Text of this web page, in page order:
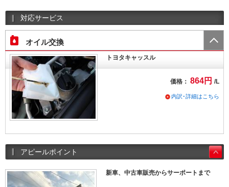
対応サービス
オイル交換
トヨタキャッスル
価格： 864円 /L
内訳･詳細はこちら
アピールポイント
新車、中古車販売からサーポートまで